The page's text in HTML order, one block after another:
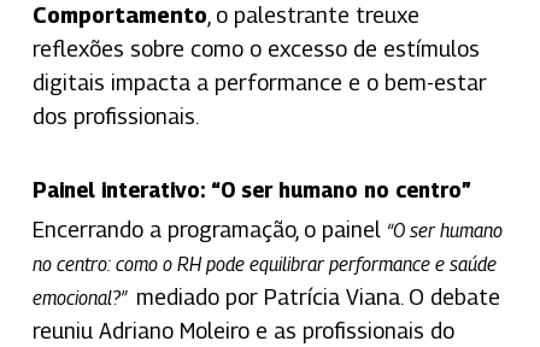
Comportamento , o palestrante treuxe
reflexões sobre como o excesso de estímulos
digitais impacta a performance e o bem-estar
dos profissionais.
Painel interativo: “O ser humano no centro”
Encerrando a programação, o painel “O ser humano
no centro: como o RH pode equilibrar performance e saúde
emocional?” mediado por Patrícia Viana. O debate
reuniu Adriano Moleiro e as profissionais do